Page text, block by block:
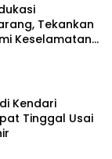
Tekankan
Keselamatan
Kendari
Tinggal Usai